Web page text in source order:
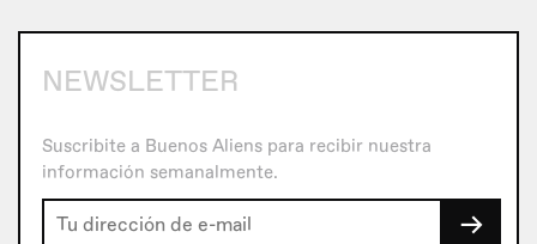
NEWSLETTER
Suscribite a Buenos Aliens para recibir nuestra
información semanalmente.
→